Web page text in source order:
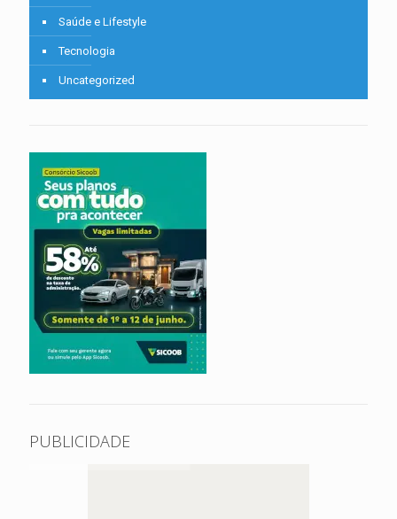
Saúde e Lifestyle
Tecnologia
Uncategorized
PUBLICIDADE